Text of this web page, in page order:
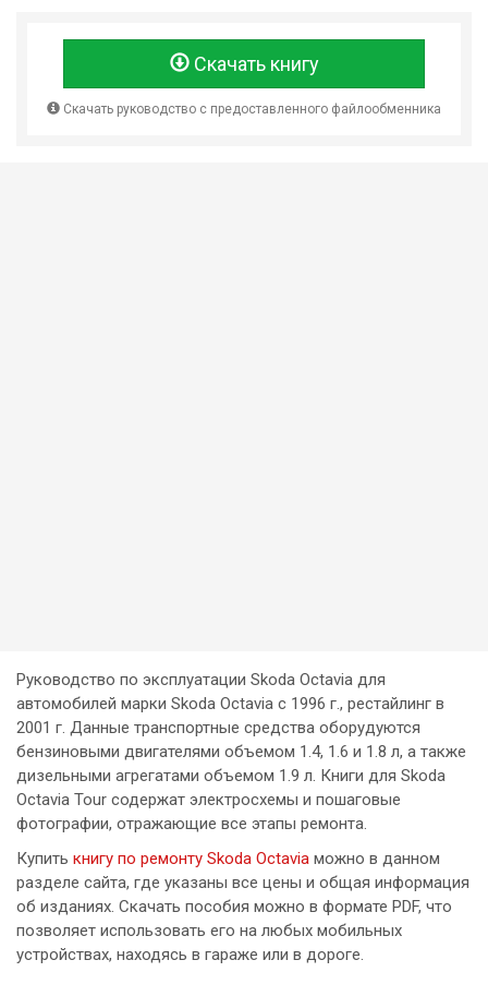
Скачать книгу
Скачать руководство с предоставленного файлообменника
Руководство по эксплуатации Skoda Octavia для
автомобилей марки Skoda Octavia с 1996 г., рестайлинг в
2001 г. Данные транспортные средства оборудуются
бензиновыми двигателями объемом 1.4, 1.6 и 1.8 л, а также
дизельными агрегатами объемом 1.9 л. Книги для Skoda
Octavia Tour содержат электросхемы и пошаговые
фотографии, отражающие все этапы ремонта.
Купить книгу по ремонту Skoda Octavia можно в данном
разделе сайта, где указаны все цены и общая информация
об изданиях. Скачать пособия можно в формате PDF, что
позволяет использовать его на любых мобильных
устройствах, находясь в гараже или в дороге.